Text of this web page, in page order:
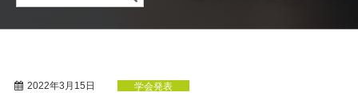
2022年3月15日 学会発表